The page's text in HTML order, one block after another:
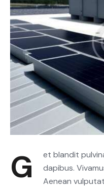
Get blandit pulvinar. Integer tincidunt. Cras
dapibus.
Aenean